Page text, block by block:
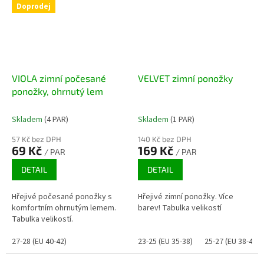
Doprodej
VIOLA zimní počesané
ponožky, ohrnutý lem
Skladem (4 PAR)
57 Kč bez DPH
69 Kč / PAR
DETAIL
Hřejivé počesané ponožky s
komfortním ohrnutým lemem.
Tabulka velikostí.
27-28 (EU 40-42)
VELVET zimní ponožky
Skladem (1 PAR)
140 Kč bez DPH
169 Kč / PAR
DETAIL
Hřejivé zimní ponožky. Více
barev! Tabulka velikostí
23-25 (EU 35-38) 25-27 (EU 38-41)